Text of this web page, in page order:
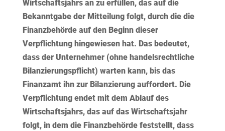
Wirtschaftsjahrs an zu erfüllen, das auf die
Bekanntgabe der Mitteilung folgt, durch die die
Finanzbehörde auf den Beginn dieser
Verpflichtung hingewiesen hat. Das bedeutet,
dass der Unternehmer (ohne handelsrechtliche
Bilanzierungspflicht) warten kann, bis das
Finanzamt ihn zur Bilanzierung auffordert. Die
Verpflichtung endet mit dem Ablauf des
Wirtschaftsjahrs, das auf das Wirtschaftsjahr
folgt, in dem die Finanzbehörde feststellt, dass